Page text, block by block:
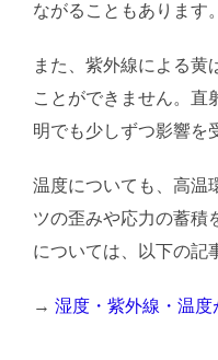
ながることもあります。
また、紫外線による黄
ことができません。直
明でも少しずつ影響を
温度についても、高温
ツの歪みや応力の蓄積
については、以下の記
→ 湿度・紫外線・温